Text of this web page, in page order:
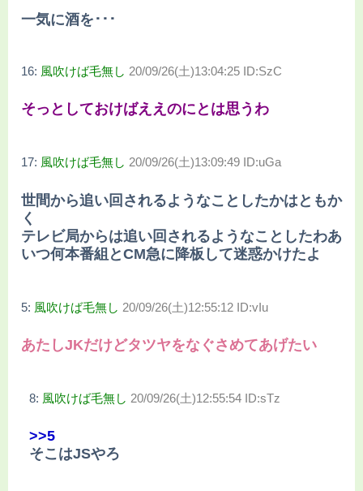
一気に酒を･･･
16: 風吹けば毛無し 20/09/26(土)13:04:25 ID:SzC
そっとしておけばええのにとは思うわ
17: 風吹けば毛無し 20/09/26(土)13:09:49 ID:uGa
世間から追い回されるようなことしたかはともか
く
テレビ局からは追い回されるようなことしたわあ
いつ何本番組とCM急に降板して迷惑かけたよ
5: 風吹けば毛無し 20/09/26(土)12:55:12 ID:vIu
あたしJKだけどタツヤをなぐさめてあげたい
8: 風吹けば毛無し 20/09/26(土)12:55:54 ID:sTz
>>5
そこはJSやろ